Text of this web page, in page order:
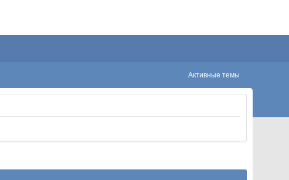
Активные темы